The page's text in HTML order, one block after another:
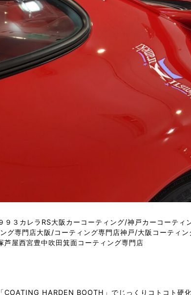
COATING HARDEN BOOTH」でじっくりコトコト硬化